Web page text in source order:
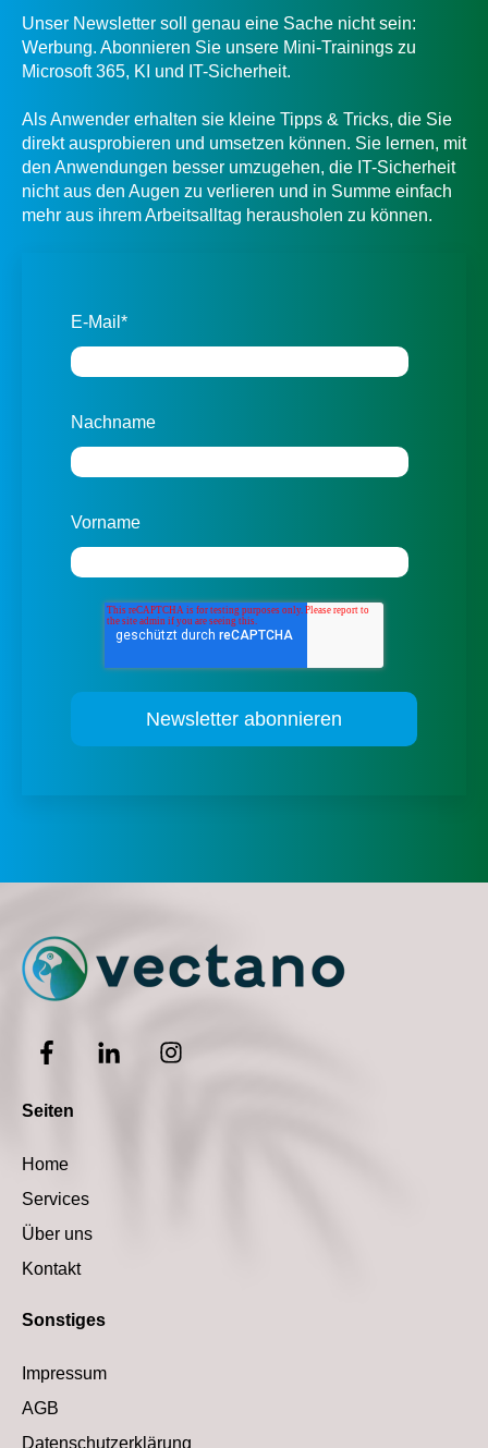
Unser Newsletter soll genau eine Sache nicht sein:
Werbung. Abonnieren Sie unsere Mini-Trainings zu
Microsoft 365, KI und IT-Sicherheit.
Als Anwender erhalten sie kleine Tipps & Tricks, die Sie
direkt ausprobieren und umsetzen können. Sie lernen, mit
den Anwendungen besser umzugehen, die IT-Sicherheit
nicht aus den Augen zu verlieren und in Summe einfach
mehr aus ihrem Arbeitsalltag herausholen zu können.
E-Mail *
Nachname
Vorname
Seiten
Home
Services
Über uns
Kontakt
Sonstiges
Impressum
AGB
Datenschutzerklärung